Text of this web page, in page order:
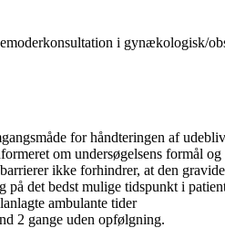
i gynækologisk/
for håndteringen af
om undersøgelsens formål
ikke forhindrer, at den
på det bedst mulige tidspunkt i
ambulante tider
2 gange uden opfølgning.